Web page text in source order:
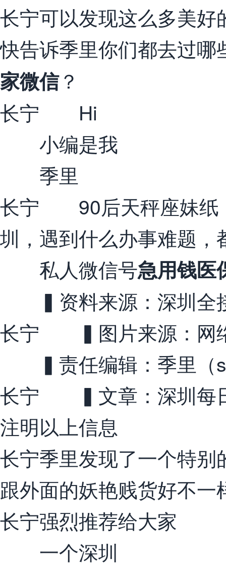
长宁可以发现这么多美好
快告诉季里你们都去过哪
家微信？
长宁 Hi
小编是我
季里
长宁 90后天秤座妹纸
圳，遇到什么办事难题，
私人微信号急用钱医
▍资料来源：深圳全
长宁 ▍图片来源：网
▍责任编辑：季里（
长宁 ▍文章：深圳每日
注明以上信息
长宁季里发现了一个特别
跟外面的妖艳贱货好不一
长宁强烈推荐给大家
一个深圳